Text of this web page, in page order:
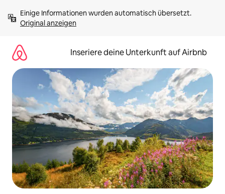
Inhalten
springenOriginal anzeigen
Inseriere deine Unterkunft auf Airbnb